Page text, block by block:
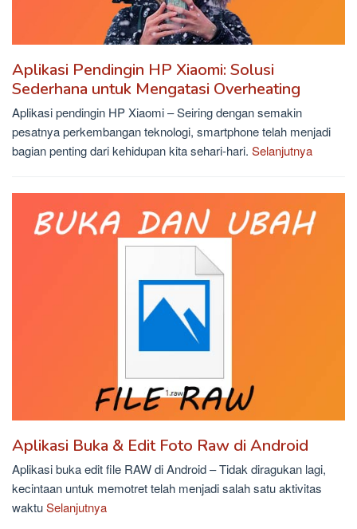
Aplikasi Pendingin HP Xiaomi: Solusi
Sederhana untuk Mengatasi Overheating
Aplikasi pendingin HP Xiaomi – Seiring dengan semakin
pesatnya perkembangan teknologi, smartphone telah menjadi
bagian penting dari kehidupan kita sehari-hari. Selanjutnya
Aplikasi Buka & Edit Foto Raw di Android
Aplikasi buka edit file RAW di Android – Tidak diragukan lagi,
kecintaan untuk memotret telah menjadi salah satu aktivitas
waktuSelanjutnya